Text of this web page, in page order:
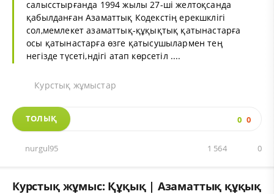
салысстырғанда 1994 жылы 27-ші желтоқсанда
қабылданған Азаматтық Кодекстің ерекшклігі
сол,мемлекет азаматтық-құқықтық қатынастарға
осы қатынастарға өзге қатысушылармен тең
негізде түсеті,ндігі атап көрсетіл ....
Курстық жұмыстар
ТОЛЫҚ 0 0
nurgul95 0
1 564
Курстық жұмыс: Құқық | Азаматтық құқық